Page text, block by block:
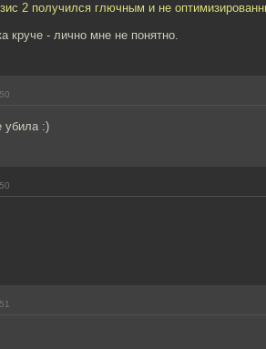
2 получился глючным и не
круче - лично мне не понятно.
убила :)